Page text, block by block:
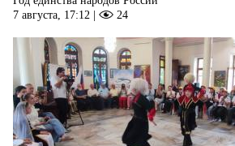
7 августа, 17:12 | 24